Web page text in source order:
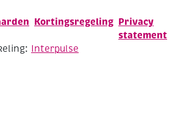
Kortingsregeling Privacy
statement
Interpulse